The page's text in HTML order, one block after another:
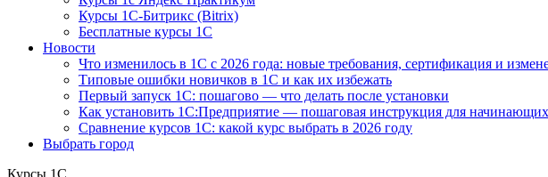
Курсы 1С-Битрикс (Bitrix)
Бесплатные курсы 1С
Новости
Что изменилось в 1С с 2026 года: новые требования, сертификация и
Типовые ошибки новичков в 1С и как их избежать
Первый запуск 1С: пошагово — что делать после установки
Как установить 1С:Предприятие — пошаговая инструкция для начинающих
Сравнение курсов 1С: какой курс выбрать в 2026 году
Выбрать город
Курсы 1С